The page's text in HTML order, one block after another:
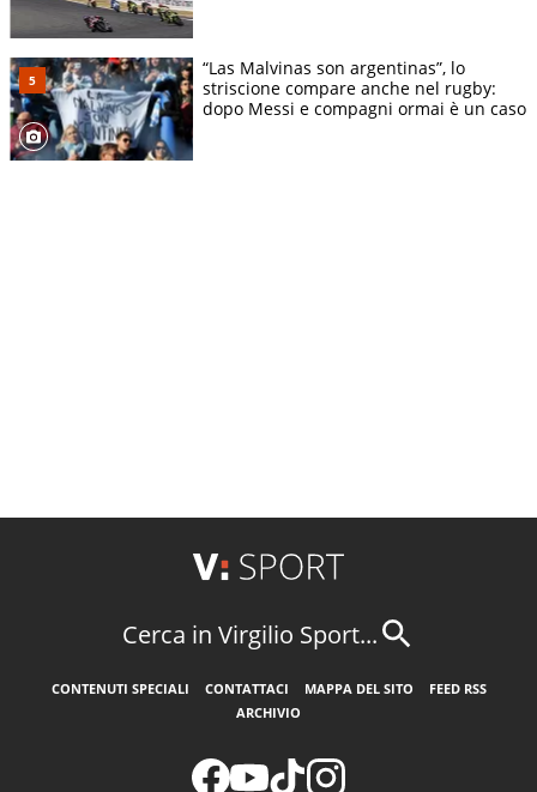
“Las Malvinas son argentinas”, lo
striscione compare anche nel rugby:
dopo Messi e compagni ormai è un caso
Cerca in Virgilio Sport...
CONTENUTI SPECIALI CONTATTACI MAPPA DEL SITO
FEED RSS
ARCHIVIO